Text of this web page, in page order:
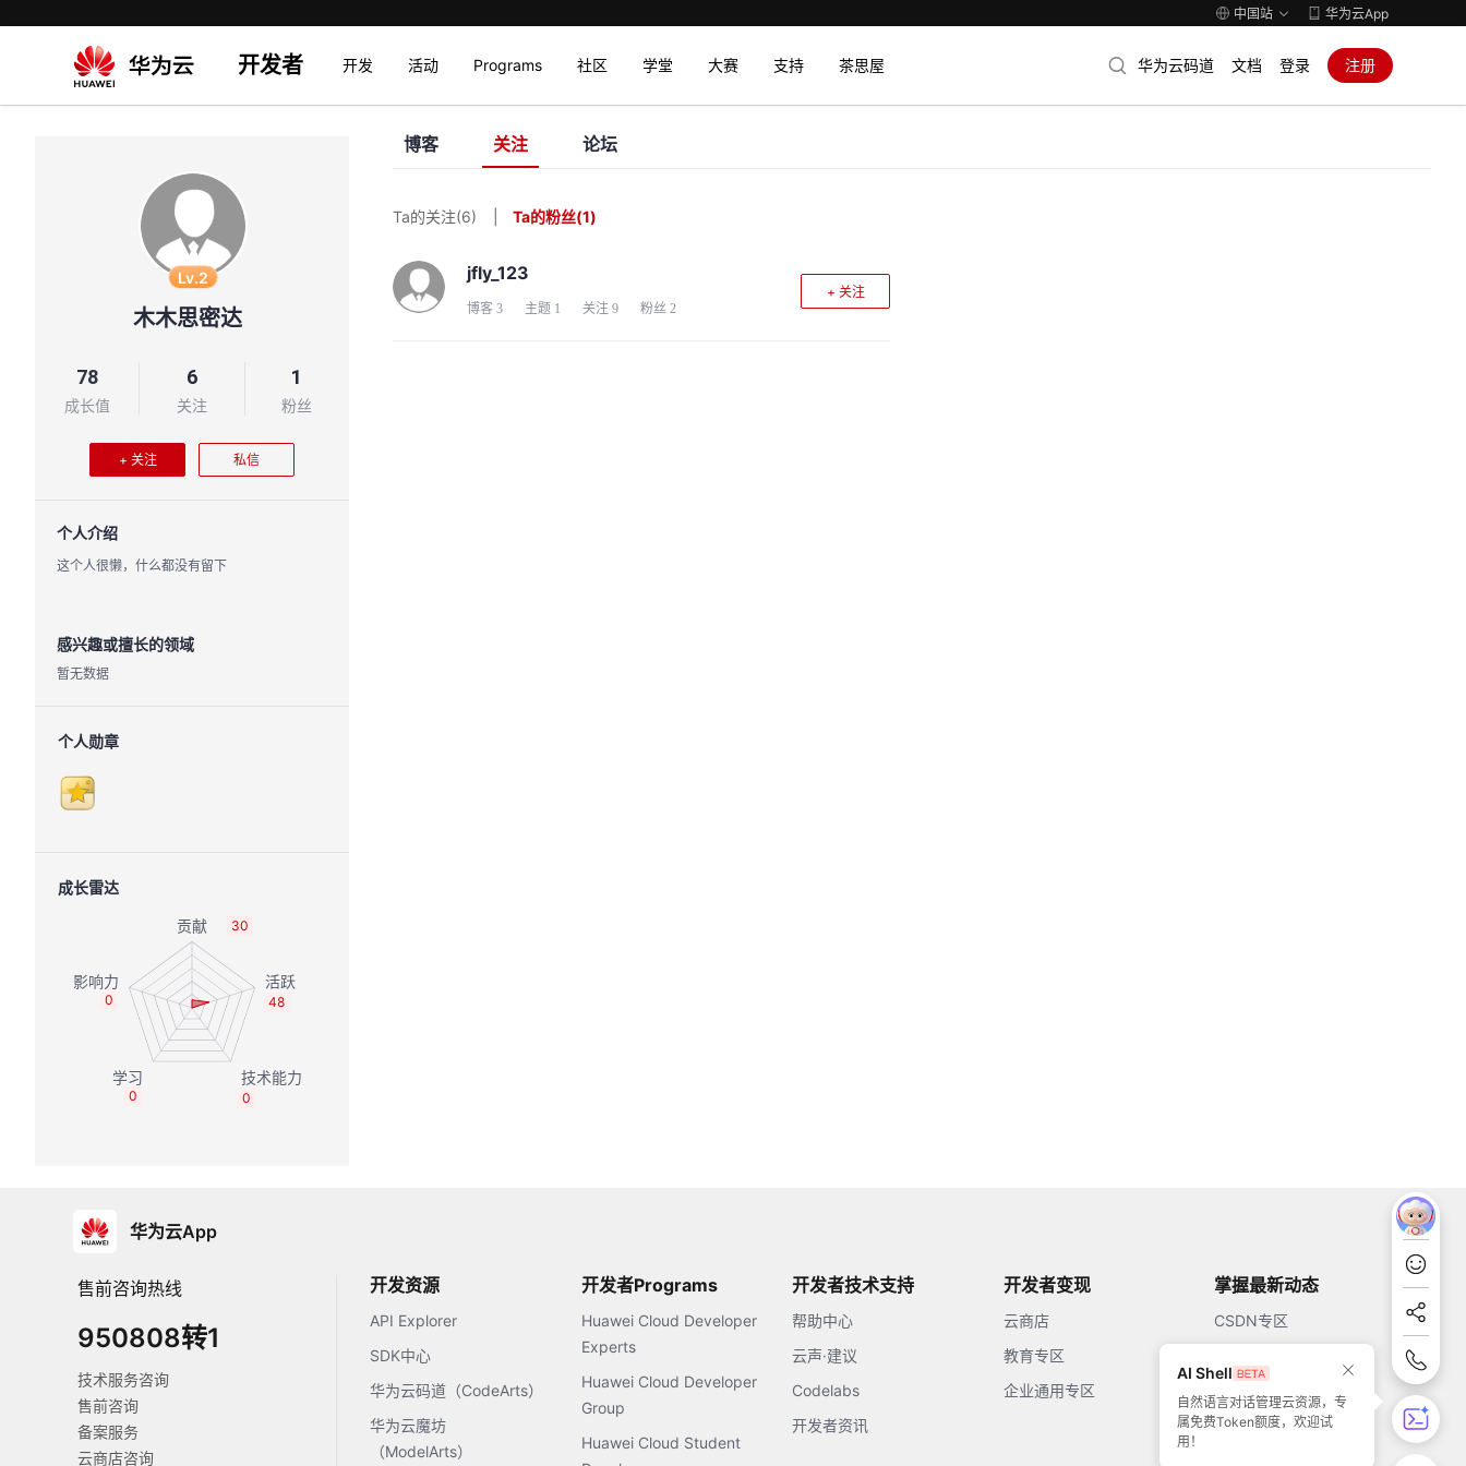
中国站 华为云App
开发者 开发 活动 Programs 社区 学堂 大赛 支持 茶思屋 华为云码道 文档 登录 注册
Lv.2
木木思密达
78
成长值
6
关注
1
粉丝
+ 关注 私信
个人介绍
这个人很懒，什么都没有留下
感兴趣或擅长的领域
暂无数据
个人勋章
成长雷达
30
48
0
0
0
博客 关注 论坛
Ta的关注(6) Ta的粉丝(1)
jfly_123
博客 3 主题 1 关注 9 粉丝 2
+ 关注
华为云App
售前咨询热线
950808转1
技术服务咨询
售前咨询
备案服务
云商店咨询
开发资源
API Explorer
SDK中心
华为云码道（CodeArts）
华为云魔坊
（ModelArts）
开发者Programs
Huawei Cloud Developer
Experts
Huawei Cloud Developer
Group
Huawei Cloud Student
开发者技术支持
帮助中心
云声·建议
Codelabs
开发者资讯
开发者变现
云商店
教育专区
企业通用专区
掌握最新动态
CSDN专区
51CTO
AI Shell
自然语言对话管理云资源，专
属免费Token额度，欢迎试
用！